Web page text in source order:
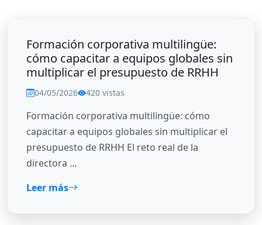
Formación corporativa multilingüe:
cómo capacitar a equipos globales sin
multiplicar el presupuesto de RRHH
04/05/2026 420 vistas
Formación corporativa multilingüe: cómo
capacitar a equipos globales sin multiplicar el
presupuesto de RRHH El reto real de la
directora …
Leer más